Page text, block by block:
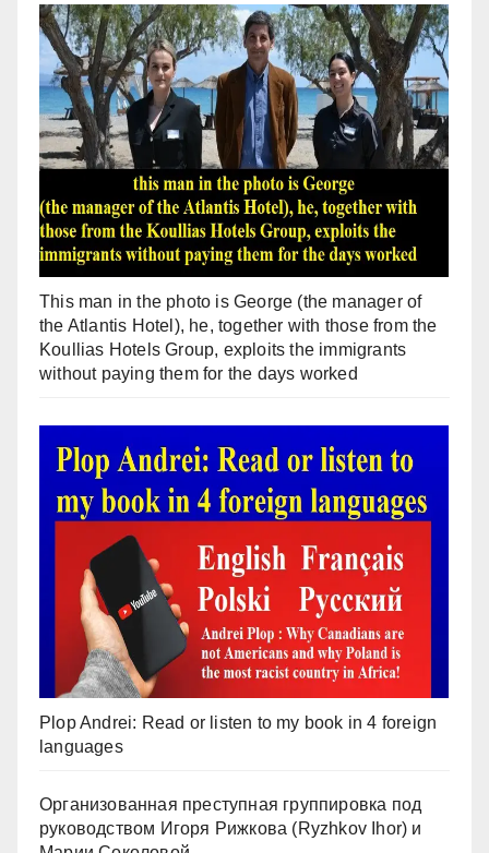
This man in the photo is George (the manager of
the Atlantis Hotel), he, together with those from the
Koullias Hotels Group, exploits the immigrants
without paying them for the days worked
Plop Andrei: Read or listen to my book in 4 foreign
languages
Организованная преступная группировка под
руководством Игоря Рижкова (Ryzhkov Ihor) и